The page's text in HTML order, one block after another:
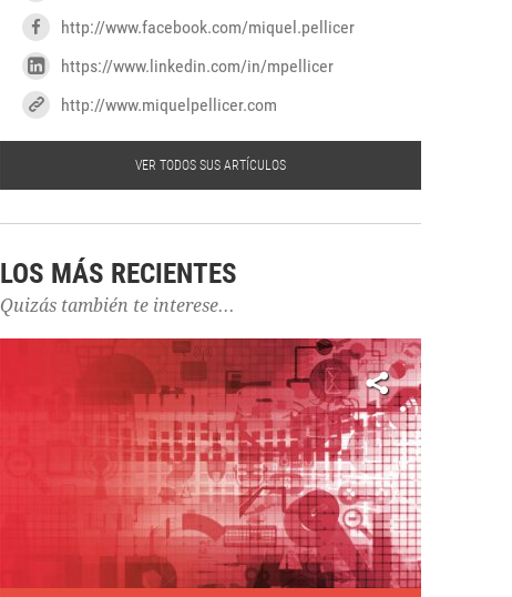
http://www.facebook.com/miquel.pellicer
https://www.linkedin.com/in/mpellicer
http://www.miquelpellicer.com
VER TODOS SUS ARTÍCULOS
LOS MÁS RECIENTES
Quizás también te interese...